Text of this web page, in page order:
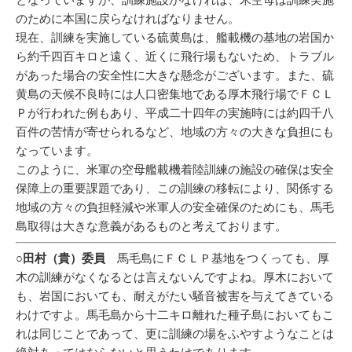
のために本国に戻らなければなりません。
現在、訓練を実施している硫黄島は、艦載機の基地の岩国か
ら約千四百キロと遠く、近くに飛行場もないため、トラブル
があった場合の安全性に大きな懸念がございます。また、硫
黄島の天候不良時には人口密集地である厚木飛行場でＦＣＬ
Ｐが行われた例もあり、平成二十四年の実施時には約四千八
百件の苦情が寄せられるなど、地域の方々の大きな負担にも
なっています。
このように、米軍の空母艦載機着陸訓練の施設の確保は安全
保障上の重要課題であり、この訓練の移転により、関係する
地域の方々の負担軽減や米軍人の安全確保のためにも、馬毛
島取得は大きな意義があるものと考えております。
○田村（貴）委員 馬毛島にＦＣＬＰ基地をつくっても、厚
木の訓練がなくなるとは言えないんですよね。厚木において
も、岩国においても、耐えがたい騒音被害を与えてきている
わけですよ。馬毛島から十二キロ離れた種子島においてもこ
れは同じことであって、更に訓練の場をふやすようなことは